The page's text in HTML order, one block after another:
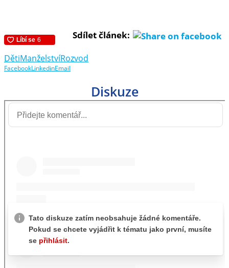
Sdílet článek:
DětiManželstvíRozvod
FacebookLinkedinEmail
Diskuze